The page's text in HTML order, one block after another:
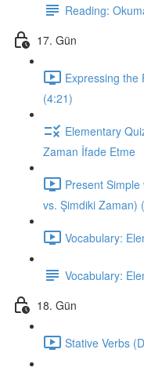
Reading:
17. Gün
Expressing the
(4:21)
Elementary
Zaman İfade Etme
Present
vs. Şimdiki Zaman)
Vocabulary:
Vocabulary:
18. Gün
Stative Verbs